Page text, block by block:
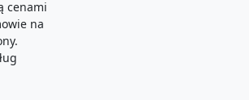
cenami
na